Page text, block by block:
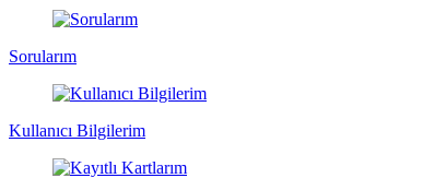
Sorularım
Kullanıcı Bilgilerim